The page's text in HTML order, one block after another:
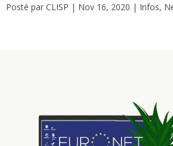
Posté par CLISP | Nov 16, 2020 | Infos,